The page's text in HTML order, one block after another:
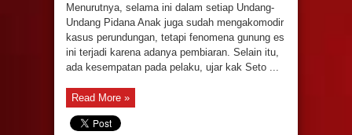
Menurutnya, selama ini dalam setiap Undang-
Undang Pidana Anak juga sudah mengakomodir
kasus perundungan, tetapi fenomena gunung es
ini terjadi karena adanya pembiaran. Selain itu,
ada kesempatan pada pelaku, ujar kak Seto ...
Read More »